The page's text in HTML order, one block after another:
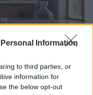
Information
to third parties, or
information for
the below opt-out
tra case della